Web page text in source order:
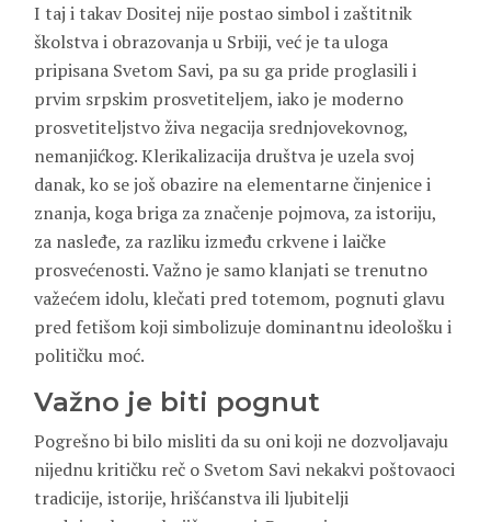
I taj i takav Dositej nije postao simbol i zaštitnik
školstva i obrazovanja u Srbiji, već je ta uloga
pripisana Svetom Savi, pa su ga pride proglasili i
prvim srpskim prosvetiteljem, iako je moderno
prosvetiteljstvo živa negacija srednjovekovnog,
nemanjićkog. Klerikalizacija društva je uzela svoj
danak, ko se još obazire na elementarne činjenice i
znanja, koga briga za značenje pojmova, za istoriju,
za nasleđe, za razliku između crkvene i laičke
prosvećenosti. Važno je samo klanjati se trenutno
važećem idolu, klečati pred totemom, pognuti glavu
pred fetišom koji simbolizuje dominantnu ideološku i
političku moć.
Važno je biti pognut
Pogrešno bi bilo misliti da su oni koji ne dozvoljavaju
nijednu kritičku reč o Svetom Savi nekakvi poštovaoci
tradicije, istorije, hrišćanstva ili ljubitelji